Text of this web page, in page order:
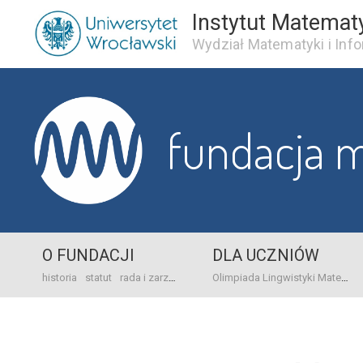
Instytut
Wydział Matematyki i
fundacja
O FUNDACJI
historia statut rada i zarząd dane bankowo-adresowe kontakt
DLA UCZNIÓW
Olimpiada Lingwistyki Matematycznej